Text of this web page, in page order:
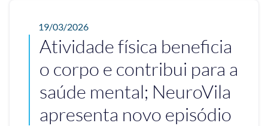
19/03/2026
Atividade física beneficia
o corpo e contribui para a
saúde mental; NeuroVila
apresenta novo episódio